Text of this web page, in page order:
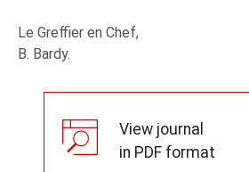
Le Greffier en Chef,
B. Bardy.
View journal
in PDF format